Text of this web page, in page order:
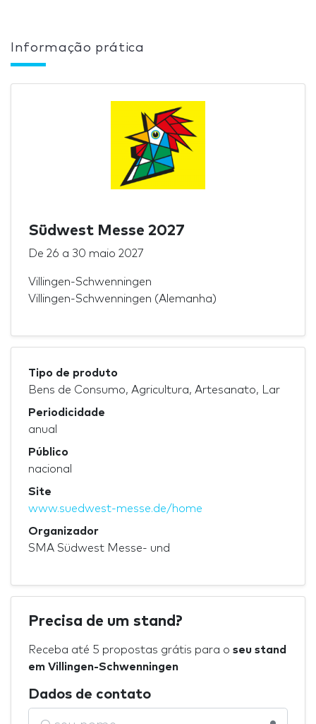
Informação prática
Südwest Messe 2027
De 26 a 30 maio 2027
Villingen-Schwenningen
Villingen-Schwenningen (Alemanha)
Tipo de produto
Bens de Consumo, Agricultura, Artesanato, Lar
Periodicidade
anual
Público
nacional
Site
www.suedwest-messe.de/home
Organizador
SMA Südwest Messe- und
Precisa de um stand?
Receba até 5 propostas grátis para o seu stand
em Villingen-Schwenningen
Dados de contato